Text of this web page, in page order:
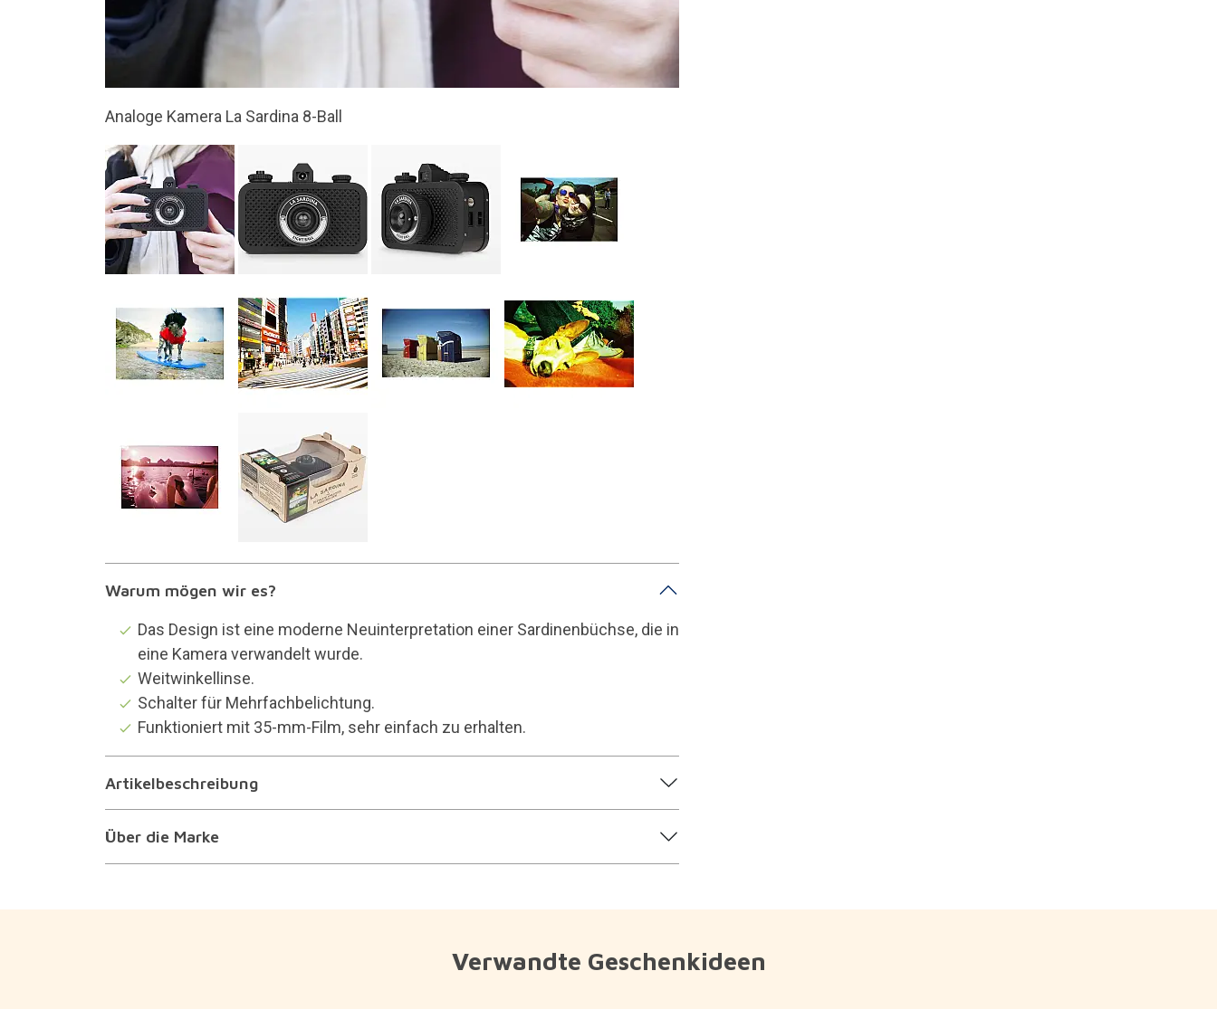
Weitwinkellinse
Warum mögen wir es?
Das Design ist eine moderne Neuinterpretation einer Sardinenbüchse, die in
eine Kamera verwandelt wurde.
Weitwinkellinse.
Schalter für Mehrfachbelichtung.
Funktioniert mit 35-mm-Film, sehr einfach zu erhalten.
Artikelbeschreibung
Über die Marke
Verwandte Geschenkideen